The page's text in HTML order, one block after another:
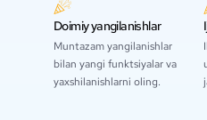
Doimiy yangilanishlar
Muntazam yangilanishlar
bilan yangi funktsiyalar va
yaxshilanishlarni oling.